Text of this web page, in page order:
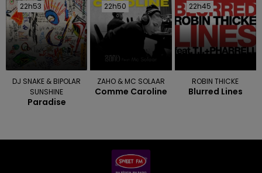
22h53
22h53
DJ SNAKE & BIPOLAR
SUNSHINE
Paradise
22h50
22h50
ZAHO & MC SOLAAR
Comme Caroline
22h45
22h45
ROBIN THICKE
Blurred Lines